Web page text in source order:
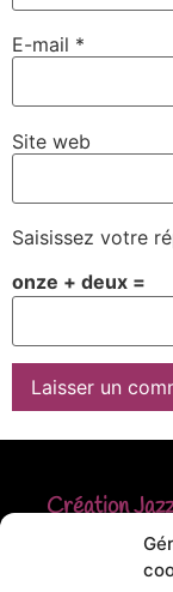
E-mail *
Site web
Saisissez votre
onze + deux =
Création